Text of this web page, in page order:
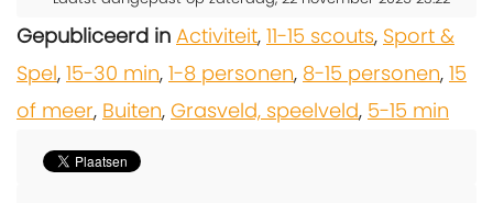
Gepubliceerd in Activiteit, 11-15 scouts, Sport &
Spel, 15-30 min, 1-8 personen, 8-15 personen, 15
of meer, Buiten, Grasveld, speelveld, 5-15 min